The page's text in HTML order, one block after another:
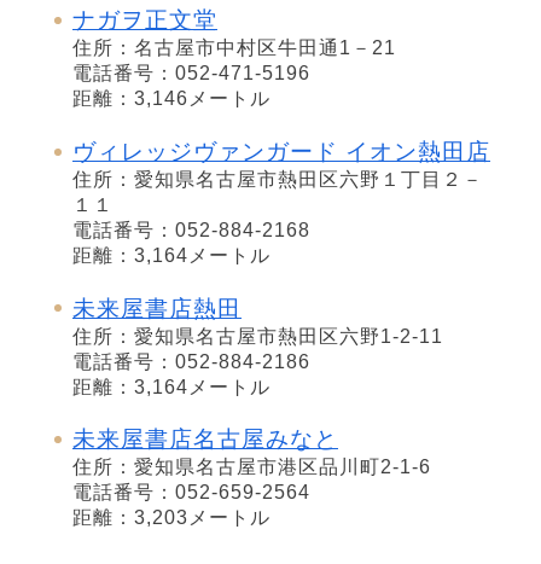
ナガヲ正文堂
住所：名古屋市中村区牛田通1－21
電話番号：052-471-5196
距離：3,146メートル
ヴィレッジヴァンガード イオン熱田店
住所：愛知県名古屋市熱田区六野１丁目２－
１１
電話番号：052-884-2168
距離：3,164メートル
未来屋書店熱田
住所：愛知県名古屋市熱田区六野1-2-11
電話番号：052-884-2186
距離：3,164メートル
未来屋書店名古屋みなと
住所：愛知県名古屋市港区品川町2-1-6
電話番号：052-659-2564
距離：3,203メートル